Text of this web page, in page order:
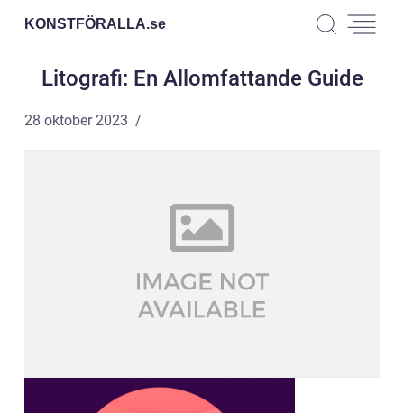
KONSTFÖRALLA.se
Litografi: En Allomfattande Guide
28 oktober 2023